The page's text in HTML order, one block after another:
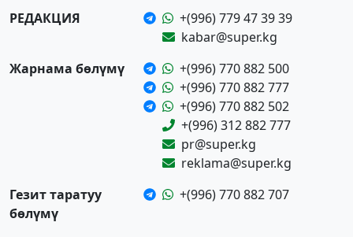
РЕДАКЦИЯ
+(996) 779 47 39 39
kabar@super.kg
Жарнама бөлүмү
+(996) 770 882 500
+(996) 770 882 777
+(996) 770 882 502
+(996) 312 882 777
pr@super.kg
reklama@super.kg
Гезит таратуу
бөлүмү
+(996) 770 882 707